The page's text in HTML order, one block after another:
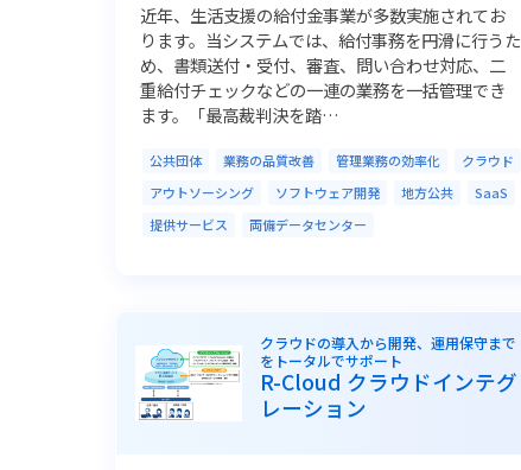
近年、生活支援の給付金事業が多数実施されてお
ります。当システムでは、給付事務を円滑に行うた
め、書類送付・受付、審査、問い合わせ対応、二
重給付チェックなどの一連の業務を一括管理でき
ます。「最高裁判決を踏…
公共団体 業務の品質改善 管理業務の効率化
クラウド
アウトソーシング
ソフトウェア開発 地方公共
SaaS
提供サービス
両備データセンター
クラウドの導入から開発、運用保守まで
をトータルでサポート
R-Cloud クラウドインテグ
レーション